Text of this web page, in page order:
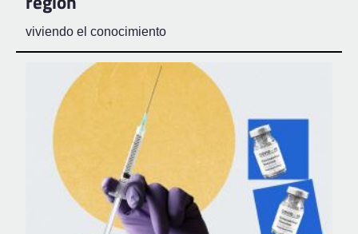
viviendo el conocimiento